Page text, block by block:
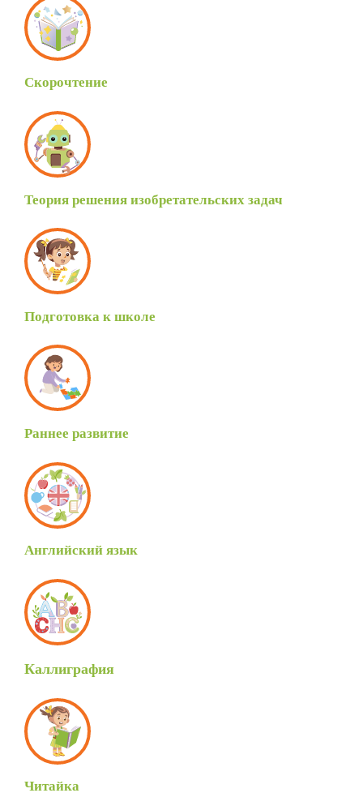
Скорочтение
Теория решения изобретательских задач
Подготовка к школе
Раннее развитие
Английский язык
Каллиграфия
Читайка